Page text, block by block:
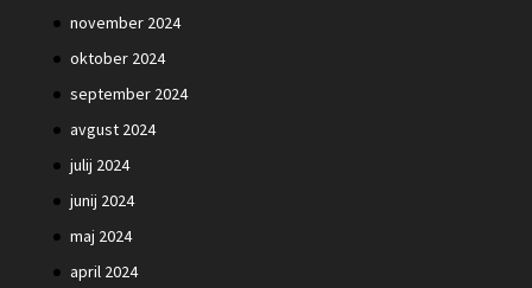
november 2024
oktober 2024
september 2024
avgust 2024
julij 2024
junij 2024
maj 2024
april 2024